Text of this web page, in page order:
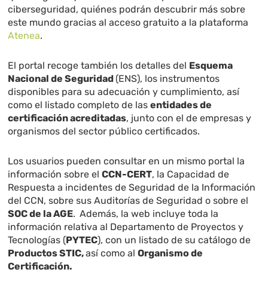
ciberseguridad, quiénes podrán descubrir más sobre
este mundo gracias al acceso gratuito a la plataforma
Atenea.
El portal recoge también los detalles del Esquema
Nacional de Seguridad (ENS), los instrumentos
disponibles para su adecuación y cumplimiento, así
como el listado completo de lasentidades de
certificación acreditadas, junto con el de empresas y
organismos del sector público certificados.
Los usuarios pueden consultar en un mismo portal la
información sobre elCCN-CERT, la Capacidad de
Respuesta a incidentes de Seguridad de la Información
del CCN, sobre sus Auditorías de Seguridad o sobre el
SOC de la AGE. Además, la web incluye toda la
información relativa al Departamento de Proyectos y
Tecnologías (PYTEC), con un listado de su catálogo de
Productos STIC,así como alOrganismo de
Certificación.